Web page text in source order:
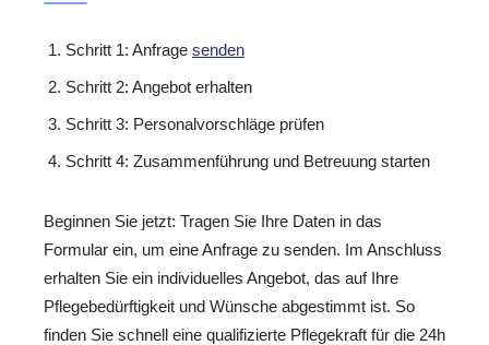
Schritt 1: Anfrage senden
Schritt 2: Angebot erhalten
Schritt 3: Personalvorschläge prüfen
Schritt 4: Zusammenführung und Betreuung starten
Beginnen Sie jetzt: Tragen Sie Ihre Daten in das
Formular ein, um eine Anfrage zu senden. Im Anschluss
erhalten Sie ein individuelles Angebot, das auf Ihre
Pflegebedürftigkeit und Wünsche abgestimmt ist. So
finden Sie schnell eine qualifizierte Pflegekraft für die 24h